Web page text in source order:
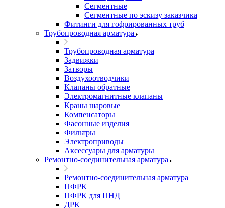
Сегментные
Сегментные по эскизу заказчика
Фитинги для гофрированных труб
Трубопроводная арматура
Трубопроводная арматура
Задвижки
Затворы
Воздухоотводчики
Клапаны обратные
Электромагнитные клапаны
Краны шаровые
Компенсаторы
Фасонные изделия
Фильтры
Электроприводы
Аксессуары для арматуры
Ремонтно-соединительная арматура
Ремонтно-соединительная арматура
ПФРК
ПФРК для ПНД
ДРК